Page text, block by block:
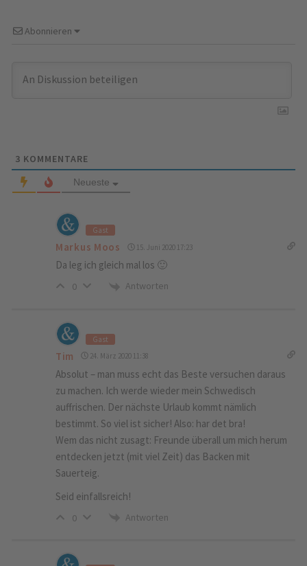
Abonnieren
3 KOMMENTARE
Neueste
Gast
Markus Moos 15. Juni 2020 17:23
Da leg ich gleich mal los 🙂
0 Antworten
Gast
Tim 24. März 2020 11:38
Absolut – man muss echt das Beste versuchen daraus
zu machen. Ich werde wieder mein Schwedisch
auffrischen. Der nächste Urlaub kommt nämlich
bestimmt. So viel ist sicher! Also: har det bra!
Wem das nicht zusagt: Freunde überall um mich herum
entdecken jetzt (mit viel Zeit) das Backen mit
Sauerteig.
Seid einfallsreich!
0 Antworten